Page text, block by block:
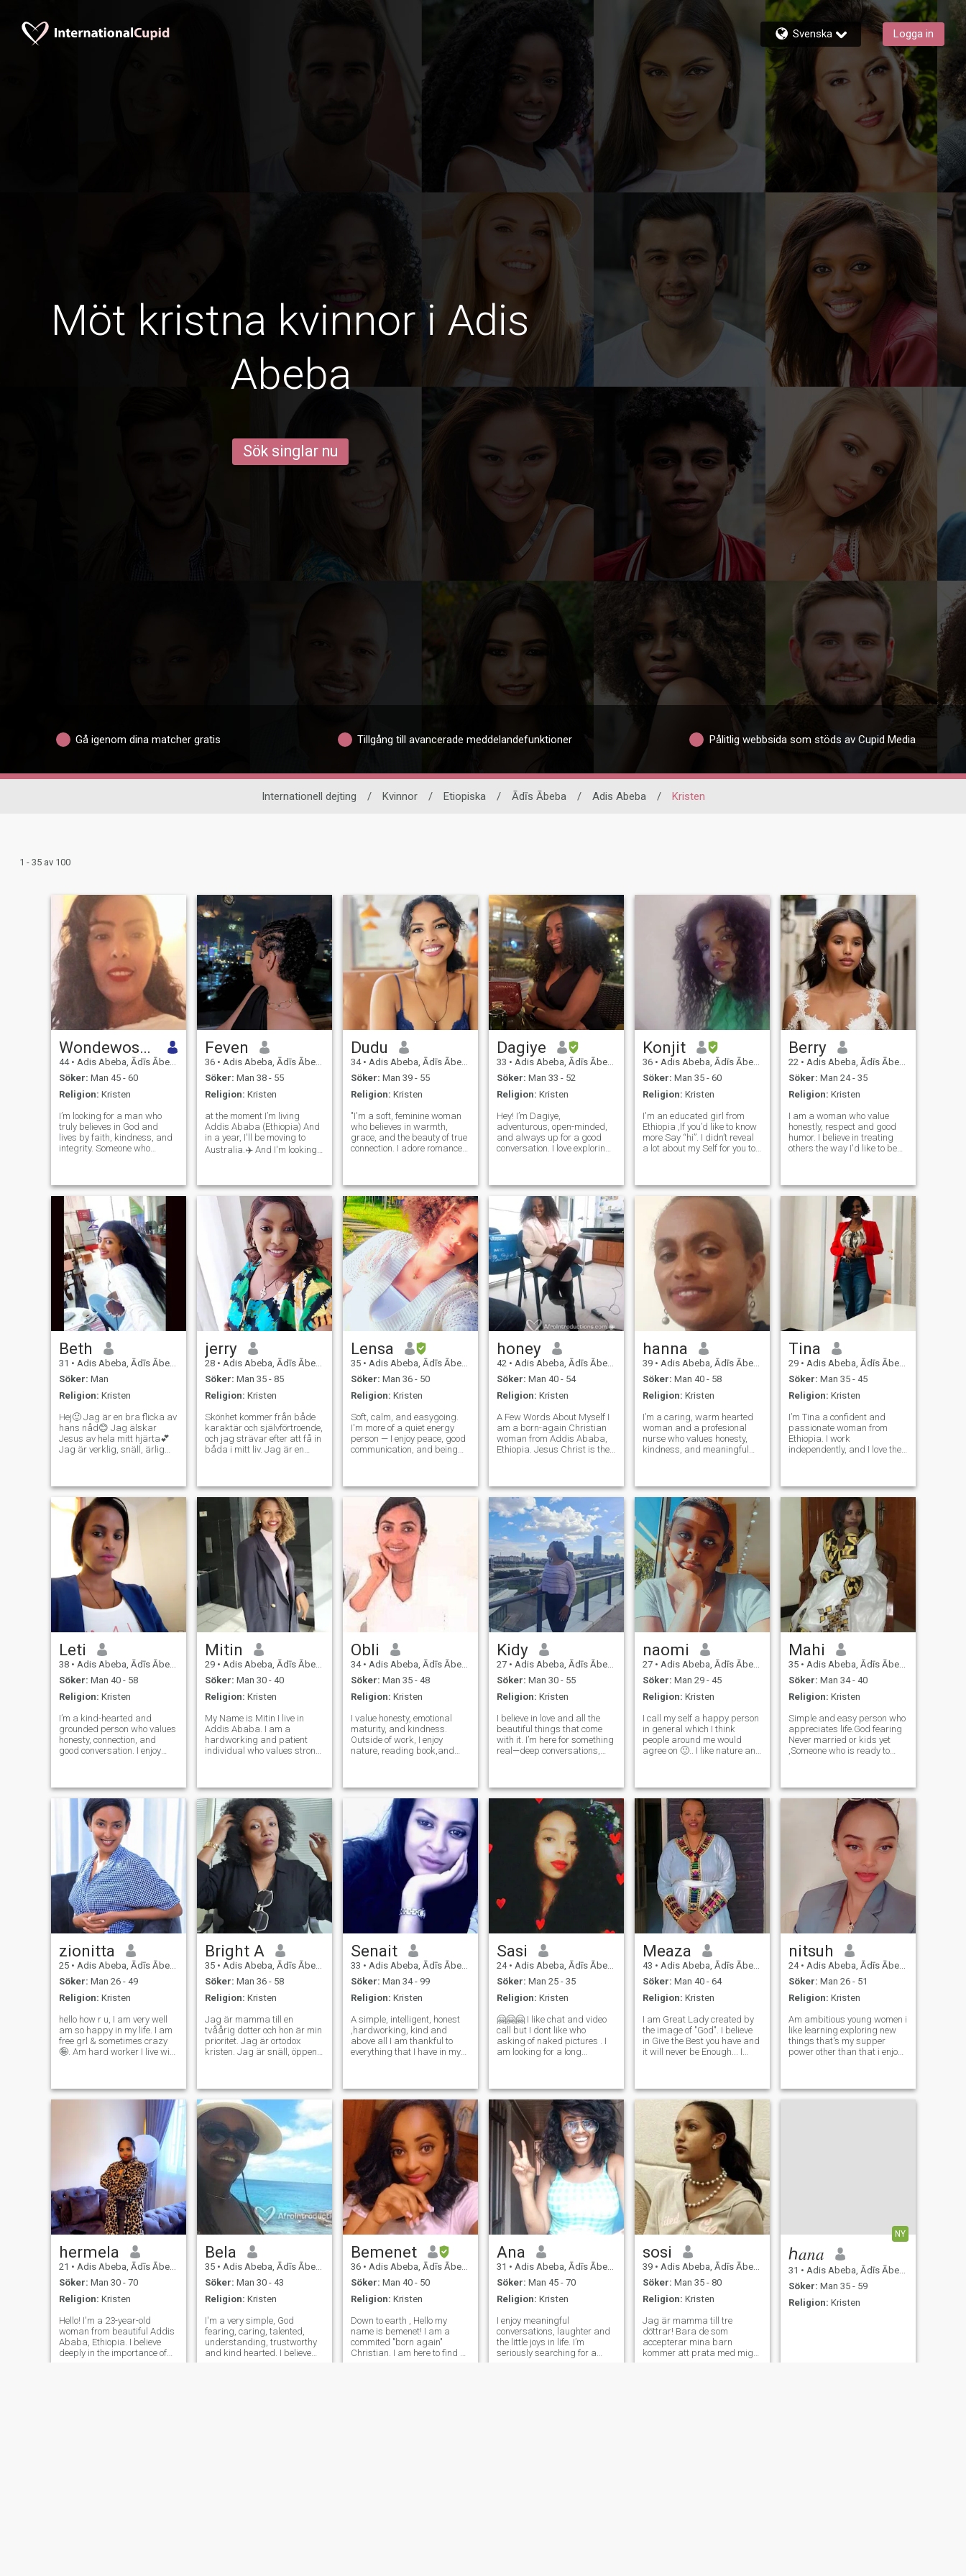
Svenska Logga in
Möt kristna kvinnor i Adis
Abeba
Sök singlar nu
Gå igenom dina matcher gratis Tillgång till avancerade meddelandefunktioner Pålitlig webbsida som stöds av Cupid Media
Internationell dejting / Kvinnor / Etiopiska / Ādīs Ābeba / Adis Abeba / Kristen
1 - 35 av 100
Wondewossen Abebe
44 • Adis Abeba, Ādīs Ābeba, Etiopien
Söker: Man 45 - 60
Religion: Kristen
I’m looking for a man who
truly believes in God and
lives by faith, kindness, and
integrity. Someone who
spiritual values. I admire a
man who prays, who leads
with love, a
Feven
36 • Adis Abeba, Ādīs Ābeba, Etiopien
Söker: Man 38 - 55
Religion: Kristen
at the moment I’m living
Addis Ababa (Ethiopia) And
in a year, I'll be moving to
Australia.✈️ And I'm looking
but we can chat even if
they're in another country…I
believe in God 😇 I am not a
perfect
Dudu
34 • Adis Abeba, Ādīs Ābeba, Etiopien
Söker: Man 39 - 55
Religion: Kristen
"I'm a soft, feminine woman
who believes in warmth,
grace, and the beauty of true
connection. I adore romance,
man. I admire strength,
kindness, and leadership in
a partner
Dagiye
33 • Adis Abeba, Ādīs Ābeba, Etiopien
Söker: Man 33 - 52
Religion: Kristen
Hey! I’m Dagiye,
adventurous, open-minded,
and always up for a good
conversation. I love exploring
new foods, traveling, or just
enjoying a quiet evening, I’m
all about
Konjit
36 • Adis Abeba, Ādīs Ābeba, Etiopien
Söker: Man 35 - 60
Religion: Kristen
I'm an educated girl from
Ethiopia ,If you’d like to know
more Say “hi”. I didn’t reveal
a lot about my Self for you to
each other instead of us
reading through a long page
Berry
22 • Adis Abeba, Ādīs Ābeba, Etiopien
Söker: Man 24 - 35
Religion: Kristen
I am a woman who value
honestly, respect and good
humor. I believe in treating
others the way I'd like to be
exploring new hiking trails or
Beth
31 • Adis Abeba, Ādīs Ābeba, Etiopien
Söker: Man
Religion: Kristen
Hej🙂 Jag är en bra flicka av
hans nåd😊 Jag älskar
Jesus av hela mitt hjärta💕
Jag är verklig, snäll, ärlig
de människor jag verkligen
älskar, och älskar dem
tillbaka som de älskar mig,
jag ger inte upp hoppet jag
tycker om att tro att
morgondagen kommer att bli
bättre🙂 Mitt andliga liv är
den Kristus är min främsta
prioritet! - Nej, det gör jag
inte. - Nej. - Okej.
jerry
28 • Adis Abeba, Ādīs Ābeba, Etiopien
Söker: Man 35 - 85
Religion: Kristen
Skönhet kommer från både
karaktär och självförtroende,
och jag strävar efter att få in
båda i mitt liv. Jag är en
utforska nya upplevelser.
Jag tror på lojalitet,
förtroende och ömsesidigt
stöd. Hon hoppades hitta en
uppriktig man för ett
varaktigt förhållande som
kunde leda till äktenskap.
Lensa
35 • Adis Abeba, Ādīs Ābeba, Etiopien
Söker: Man 36 - 50
Religion: Kristen
Soft, calm, and easygoing.
I'm more of a quiet energy
person — I enjoy peace, good
communication, and being
emotional maturity, and a
man who follows through.
When I'm not
honey
42 • Adis Abeba, Ādīs Ābeba, Etiopien
Söker: Man 40 - 54
Religion: Kristen
A Few Words About Myself I
am a born-again Christian
woman from Addis Ababa,
Ethiopia. Jesus Christ is the
seek for God-centered
relationship that leads to
marriage.
hanna
39 • Adis Abeba, Ādīs Ābeba, Etiopien
Söker: Man 40 - 58
Religion: Kristen
I’m a caring, warm hearted
woman and a profesional
nurse who values honesty,
kindness, and meaningful
who appreciates inner
beauty, loyalty, and genuine
connection.
Tina
29 • Adis Abeba, Ādīs Ābeba, Etiopien
Söker: Man 35 - 45
Religion: Kristen
I’m Tina a confident and
passionate woman from
Ethiopia. I work
independently, and I love the
—and I’m not afraid to go for
it. I love movies, music,
traveling, long walks
Leti
38 • Adis Abeba, Ādīs Ābeba, Etiopien
Söker: Man 40 - 58
Religion: Kristen
I’m a kind-hearted and
grounded person who values
honesty, connection, and
good conversation. I enjoy
sharing a laugh over coffee.
I’m here to meet someone
genuine who’s rea
Mitin
29 • Adis Abeba, Ādīs Ābeba, Etiopien
Söker: Man 30 - 40
Religion: Kristen
My Name is Mitin I live in
Addis Ababa. I am a
hardworking and patient
individual who values strong
building positive connections
with others. My strengths
include dedication,
Obli
34 • Adis Abeba, Ādīs Ābeba, Etiopien
Söker: Man 35 - 48
Religion: Kristen
I value honesty, emotional
maturity, and kindness.
Outside of work, I enjoy
nature, reading book,and
Kidy
27 • Adis Abeba, Ādīs Ābeba, Etiopien
Söker: Man 30 - 55
Religion: Kristen
I believe in love and all the
beautiful things that come
with it. I’m here for something
real—deep conversations,
serious relationship built on
trust and respect, let’s see
naomi
27 • Adis Abeba, Ādīs Ābeba, Etiopien
Söker: Man 29 - 45
Religion: Kristen
I call my self a happy person
in general which I think
people around me would
agree on 🙂.. I like nature and
people - it feels awesome. I
am positive and hopeful
about life
Mahi
35 • Adis Abeba, Ādīs Ābeba, Etiopien
Söker: Man 34 - 40
Religion: Kristen
Simple and easy person who
appreciates life.God fearing
Never married or kids yet
,Someone who is ready to
have too much Criteria or
anything its just i did
zionitta
25 • Adis Abeba, Ādīs Ābeba, Etiopien
Söker: Man 26 - 49
Religion: Kristen
hello how r u, I am very well
am so happy in my life. I am
free grl & sometimes crazy
🤪. Am hard worker I live with
chill together. And if u not
Bright A
35 • Adis Abeba, Ādīs Ābeba, Etiopien
Söker: Man 36 - 58
Religion: Kristen
Jag är mamma till en
tvåårig dotter och hon är min
prioritet. Jag är ortodox
kristen. Jag är snäll, öppen
får se vart det tar oss. Jag
letar inte efter perfektion utan
efter verklighet. Inga falska
profiler.
Senait
33 • Adis Abeba, Ādīs Ābeba, Etiopien
Söker: Man 34 - 99
Religion: Kristen
A simple, intelligent, honest
,hardworking, kind and
above all I am thankful to
everything that I have in my
and relationship.if you are
Sasi
24 • Adis Abeba, Ādīs Ābeba, Etiopien
Söker: Man 25 - 35
Religion: Kristen
🤗🤗🤗 I like chat and video
call but I dont like who
asking of naked pictures . I
am looking for a long
wife . If he can come and
visite in my country ...
Meaza
43 • Adis Abeba, Ādīs Ābeba, Etiopien
Söker: Man 40 - 64
Religion: Kristen
I am Great Lady created by
the image of "God". I believe
in Give the Best you have and
it will never be Enough... I
and original sense knowing
what he really need in his lif
nitsuh
24 • Adis Abeba, Ādīs Ābeba, Etiopien
Söker: Man 26 - 51
Religion: Kristen
Am ambitious young women i
like learning exploring new
things that's my supper
power other than that i enjoy
slight beat sensitive but am
hermela
21 • Adis Abeba, Ādīs Ābeba, Etiopien
Söker: Man 30 - 70
Religion: Kristen
Hello! I'm a 23-year-old
woman from beautiful Addis
Ababa, Ethiopia. I believe
deeply in the importance of
Bela
35 • Adis Abeba, Ādīs Ābeba, Etiopien
Söker: Man 30 - 43
Religion: Kristen
I'm a very simple, God
fearing, caring, talented,
understanding, trustworthy
and kind hearted. I believe
Bemenet
36 • Adis Abeba, Ādīs Ābeba, Etiopien
Söker: Man 40 - 50
Religion: Kristen
Down to earth , Hello my
name is bemenet! I am a
commited "born again"
Christian. I am here to find a
Ana
31 • Adis Abeba, Ādīs Ābeba, Etiopien
Söker: Man 45 - 70
Religion: Kristen
I enjoy meaningful
conversations, laughter and
the little joys in life. I’m
seriously searching for a
sosi
39 • Adis Abeba, Ādīs Ābeba, Etiopien
Söker: Man 35 - 80
Religion: Kristen
Jag är mamma till tre
döttrar! Bara de som
accepterar mina barn
kommer att prata med mig
NY
ℎ𝑎𝑛𝑎
31 • Adis Abeba, Ādīs Ābeba, Etiopien
Söker: Man 35 - 59
Religion: Kristen